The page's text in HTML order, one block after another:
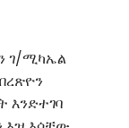
ገ/ሚካኤል
እንድተገባ